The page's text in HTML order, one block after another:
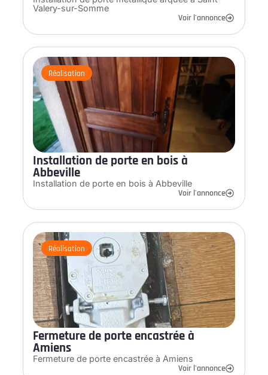
Valery-sur-Somme
Voir l'annonce
Réalisation
Installation de porte en bois à
Abbeville
Installation de porte en bois à Abbeville
Voir l'annonce
Réalisation
Fermeture de porte encastrée à
Amiens
Fermeture de porte encastrée à Amiens
Voir l'annonce